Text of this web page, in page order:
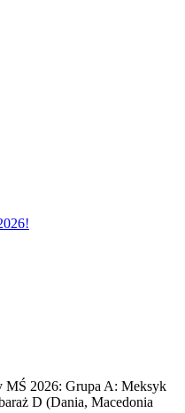
MŚ 2026: Grupa A: Meksyk
D (Dania, Macedonia